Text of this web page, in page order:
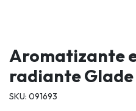
Aromatizante
radiante Glade
SKU: 091693